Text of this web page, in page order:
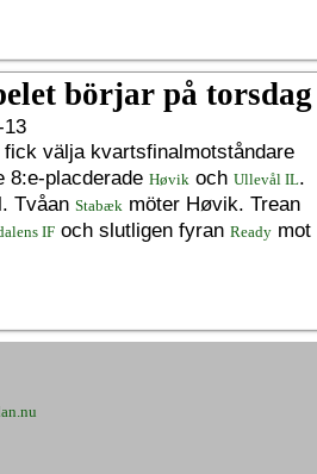
börjar på torsdag
13
fick välja kvartsfinalmotståndare
8:e-placderade Høvik och Ullevål IL.
Tvåan Stabæk möter Høvik. Trean
IF och slutligen fyran Ready mot